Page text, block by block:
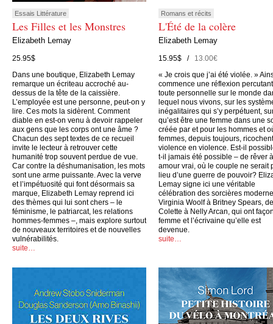
Essais Littérature
Les Filles et les Monstres
Elizabeth Lemay
25.95$
Dans une boutique, Elizabeth Lemay
remarque un écriteau accroché au-
dessus de la tête de la caissière.
L’employée est une personne, peut-on y
lire. Ces mots la sidèrent. Comment
diable en est-on venu à devoir rappeler
aux gens que les corps ont une âme ?
Chacun des sept textes de ce recueil
invite le lecteur à retrouver cette
humanité trop souvent perdue de vue.
Car contre la déshumanisation, les mots
sont une arme puissante. Avec la verve
et l’impétuosité qui font désormais sa
marque, Elizabeth Lemay reprend ici
des thèmes qui lui sont chers – le
féminisme, le patriarcat, les relations
hommes-femmes –, mais explore surtout
de nouveaux territoires et de nouvelles
vulnérabilités.
suite…
Romans et récits
L'Été de la colère
Elizabeth Lemay
15.95$ /13.00€
« Je crois que j’ai été violée. »
commence une réflexion
toute personnelle sur le monde
lequel nous vivons, sur les
inégalitaires qui s’y perpétuent,
qu’est être une femme dans une
créée par et pour les hommes et
femmes, depuis toujours,
violence en violence. Est-il
t-il jamais été possible – de rêver
amour vrai, où le couple ne serait
lieu d’une guerre de pouvoir?
Lemay signe ici une véritable
célébration des sorcières
Virginia Woolf à Britney Spears, de
Colette à Nelly Arcan, qui ont
femme et l’écrivaine qu’elle est
devenue.
suite…